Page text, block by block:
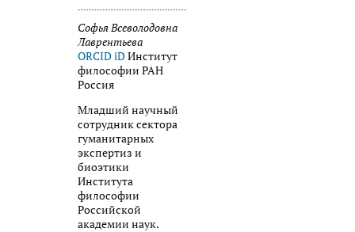
Софья Всеволодовна
Лаврентьева
ORCID iDИнститут
философии РАН
Россия
Младший научный
сотрудник сектора
гуманитарных
экспертиз и
биоэтики
Института
философии
Российской
академии наук.